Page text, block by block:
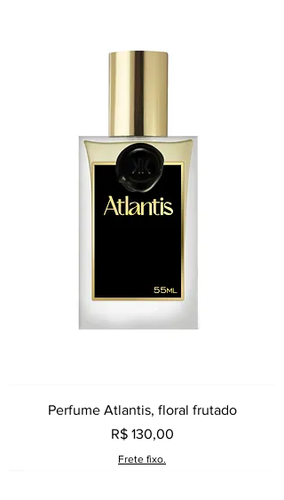
Perfume Atlantis, floral frutado
Preço
R$ 130,00
Frete fixo.